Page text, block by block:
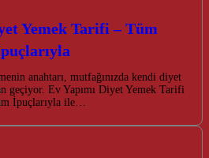
Yemek Tarifi – Tüm
anahtarı, mutfağınızda kendi diyet
geçiyor. Ev Yapımı Diyet Yemek Tarifi
İpuçlarıyla ile…